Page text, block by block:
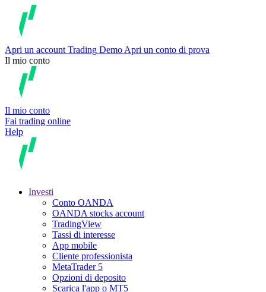
Apri un account Trading Demo Apri un conto di prova
Il mio conto
Il mio conto
Fai trading online
Help
Investi
Conto OANDA
OANDA stocks account
TradingView
Tassi di interesse
App mobile
Cliente professionista
MetaTrader 5
Opzioni di deposito
Scarica l'app o MT5